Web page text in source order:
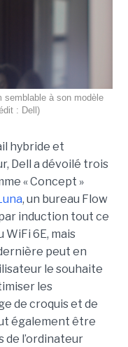
semblable à son modèle
: Dell)
hybride et
Dell a dévoilé trois
« Concept »
, un bureau Flow
induction tout ce
WiFi 6E, mais
peut en
le souhaite
les
de croquis et de
également être
de l’ordinateur